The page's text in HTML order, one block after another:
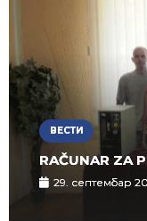
ВЕСТИ
RAČUNAR ZA
29. септембар